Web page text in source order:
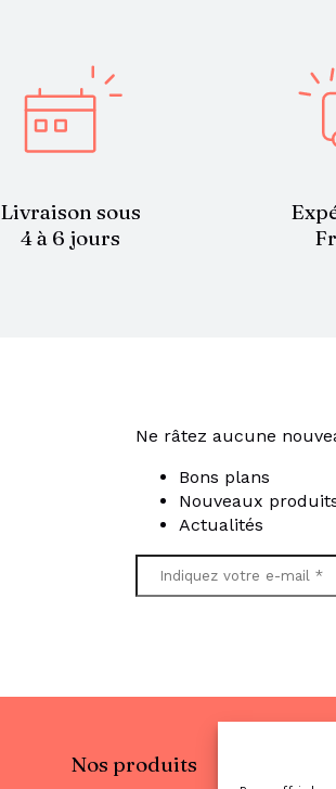
Livraison sous
4 à 6 jours
Ne râtez aucune
Bons plans
Nouveaux
Actualités
Nos produits